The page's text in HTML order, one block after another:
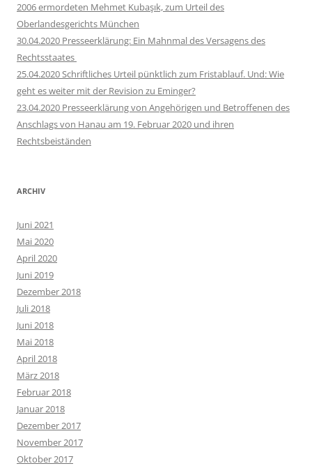
2006 ermordeten Mehmet Kubaşık, zum Urteil des
Oberlandesgerichts München
30.04.2020 Presseerklärung: Ein Mahnmal des Versagens des
Rechtsstaates
25.04.2020 Schriftliches Urteil pünktlich zum Fristablauf. Und: Wie
geht es weiter mit der Revision zu Eminger?
23.04.2020 Presseerklärung von Angehörigen und Betroffenen des
Anschlags von Hanau am 19. Februar 2020 und ihren
Rechtsbeiständen
ARCHIV
Juni 2021
Mai 2020
April 2020
Juni 2019
Dezember 2018
Juli 2018
Juni 2018
Mai 2018
April 2018
März 2018
Februar 2018
Januar 2018
Dezember 2017
November 2017
Oktober 2017